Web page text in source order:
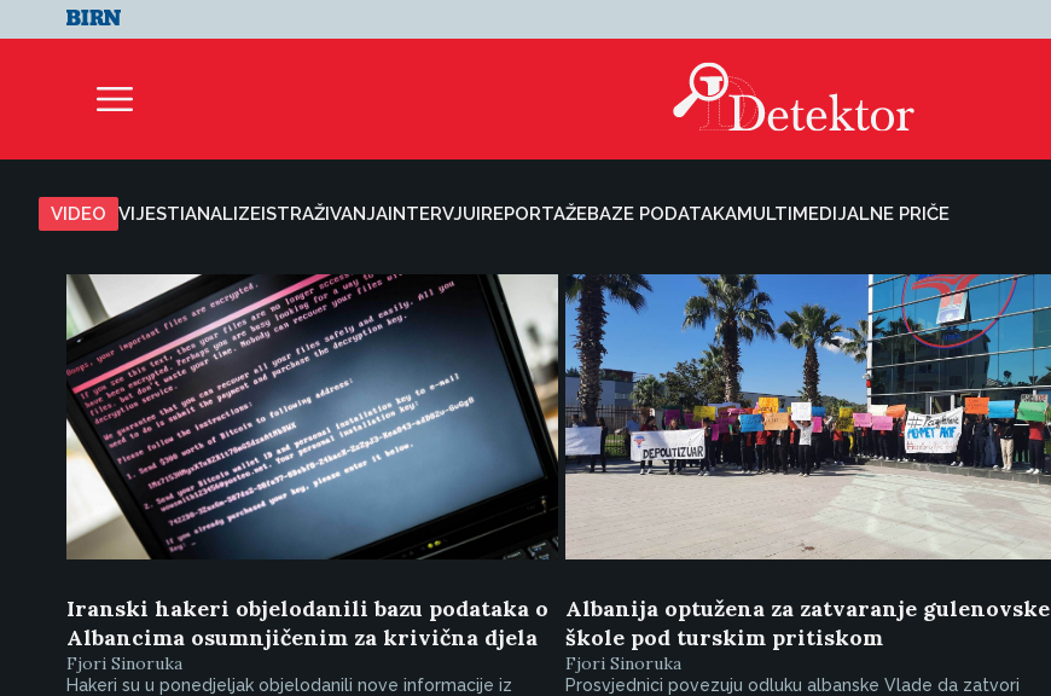
VIDEO VIJESTIANALIZEISTRAŽIVANJAINTERVJUIREPORTAŽEBAZE PODATAKAMULTIMEDIJALNE PRIČE
Iranski hakeri objelodanili bazu podataka o
Albancima osumnjičenim za krivična djela
Fjori Sinoruka
Hakeri su u ponedjeljak objelodanili nove informacije iz
Albanija optužena za zatvaranje gulenovske
škole pod turskim pritiskom
Fjori Sinoruka
Prosvjednici povezuju odluku albanske Vlade da zatvori